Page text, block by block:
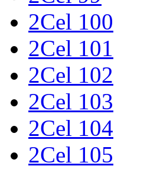
2Cel 100
2Cel 101
2Cel 102
2Cel 103
2Cel 104
2Cel 105